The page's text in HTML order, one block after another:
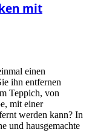
mit
einen
ihn entfernen
Teppich, von
mit einer
werden kann? In
und hausgemachte